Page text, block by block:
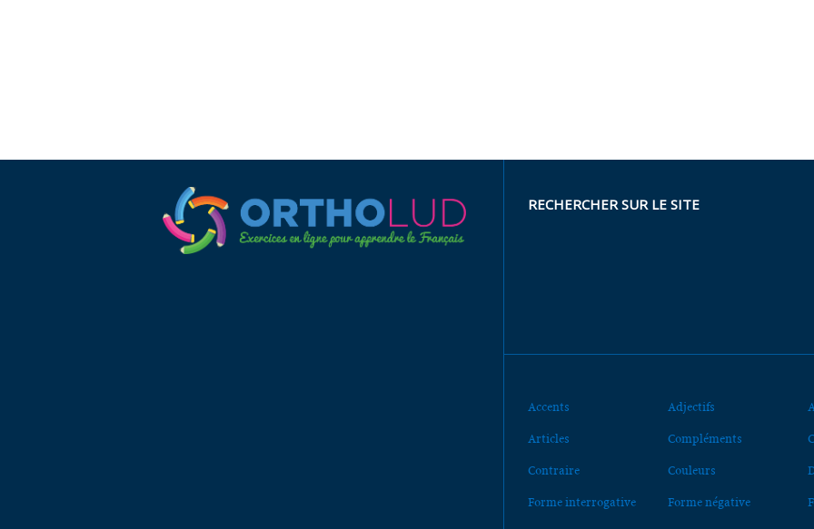
RECHERCHER SUR LE SITE
Accents Adjectifs
Articles Compléments
Contraire Couleurs
Forme interrogative Forme négative